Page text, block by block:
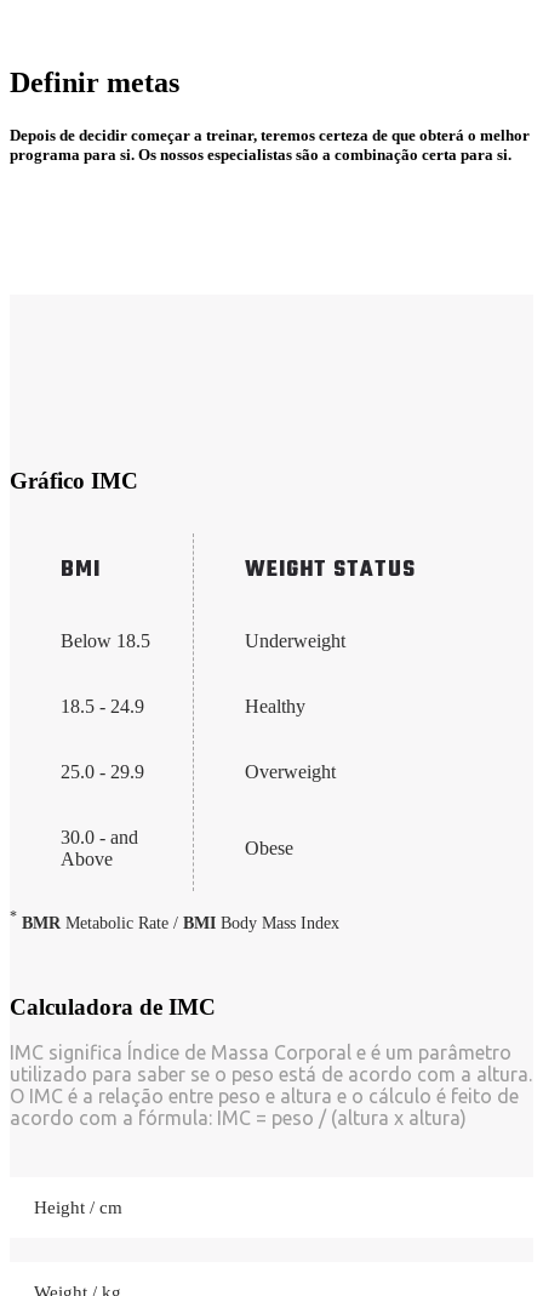
Definir metas
Depois de decidir começar a treinar, teremos certeza de que obterá o melhor
programa para si. Os nossos especialistas são a combinação certa para si.
Gráfico IMC
BMI WEIGHT STATUS
Below 18.5 Underweight
18.5 - 24.9 Healthy
25.0 - 29.9 Overweight
30.0 - and
Above
Obese
* BMR Metabolic Rate / BMI Body Mass Index
Calculadora de IMC
IMC significa Índice de Massa Corporal e é um parâmetro
utilizado para saber se o peso está de acordo com a altura.
O IMC é a relação entre peso e altura e o cálculo é feito de
acordo com a fórmula: IMC = peso / (altura x altura)